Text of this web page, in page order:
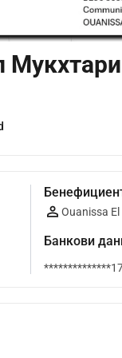
Ouanissa
Банкови